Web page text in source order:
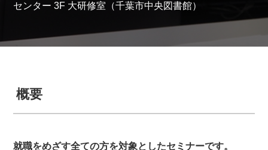
センター 3F 大研修室（千葉市中央図書館）
概要
就職をめざす全ての方を対象としたセミナーです。